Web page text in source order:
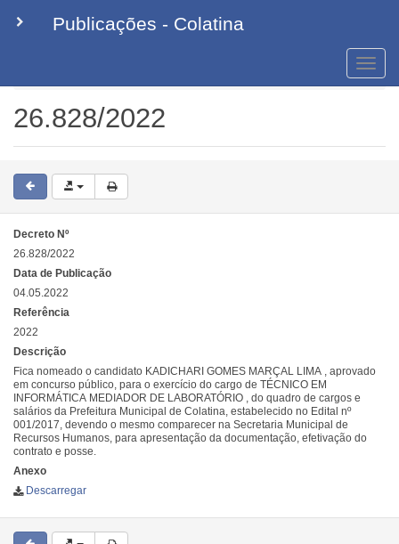
Publicações - Colatina
Toggle
26.828/2022
Decreto Nº
26.828/2022
Data de Publicação
04.05.2022
Referência
2022
Descrição
Fica nomeado o candidato KADICHARI GOMES MARÇAL LIMA , aprovado
em concurso público, para o exercício do cargo de TÉCNICO EM
INFORMÁTICA MEDIADOR DE LABORATÓRIO , do quadro de cargos e
salários da Prefeitura Municipal de Colatina, estabelecido no Edital nº
001/2017, devendo o mesmo comparecer na Secretaria Municipal de
Recursos Humanos, para apresentação da documentação, efetivação do
contrato e posse.
Anexo
Descarregar